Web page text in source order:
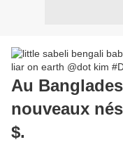
Au
nouveaux
$.